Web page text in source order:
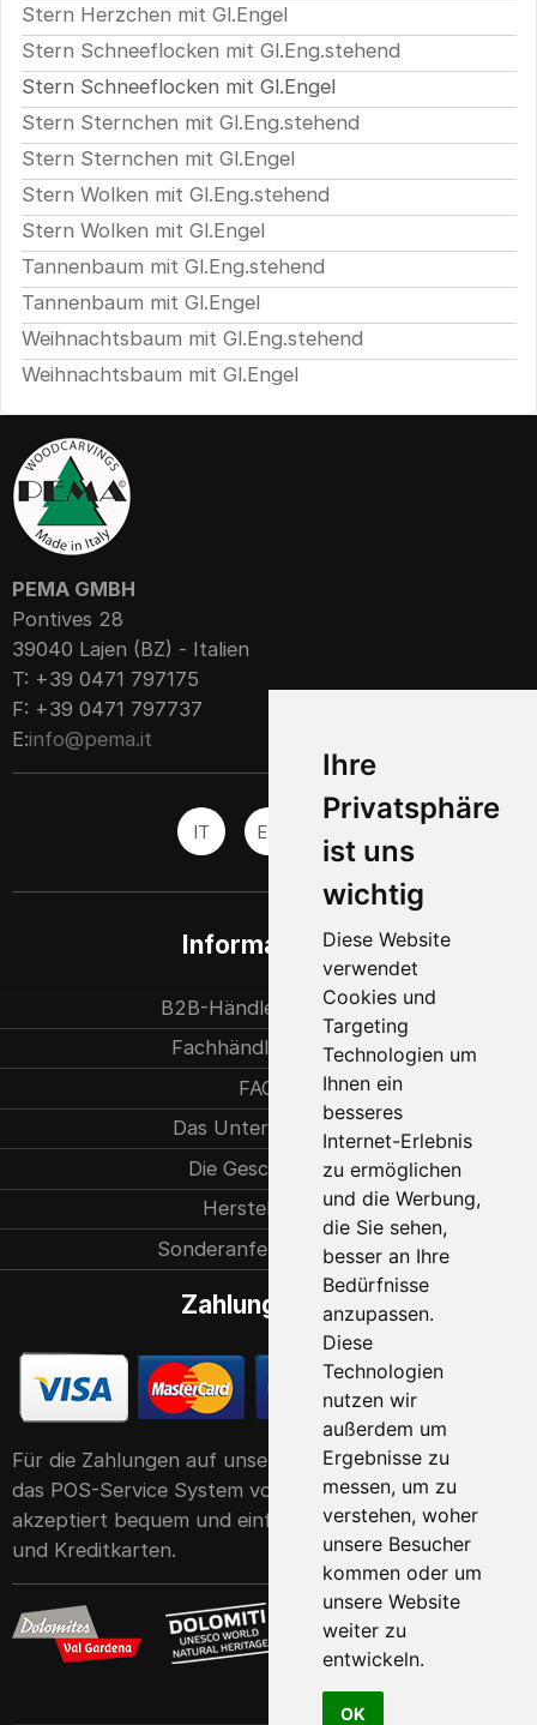
Ihre
Privatsphäre
ist uns
wichtig
Diese Website
verwendet
Cookies und
Targeting
Technologien um
Ihnen ein
besseres
Internet-Erlebnis
zu ermöglichen
und die Werbung,
die Sie sehen,
besser an Ihre
Bedürfnisse
anzupassen.
Diese
Technologien
nutzen wir
außerdem um
Ergebnisse zu
messen, um zu
verstehen, woher
unsere Besucher
kommen oder um
unsere Website
weiter zu
entwickeln.
OK
Stern Herzchen mit Gl.Engel
Stern Schneeflocken mit Gl.Eng.stehend
Stern Schneeflocken mit Gl.Engel
Stern Sternchen mit Gl.Eng.stehend
Stern Sternchen mit Gl.Engel
Stern Wolken mit Gl.Eng.stehend
Stern Wolken mit Gl.Engel
Tannenbaum mit Gl.Eng.stehend
Tannenbaum mit Gl.Engel
Weihnachtsbaum mit Gl.Eng.stehend
Weihnachtsbaum mit Gl.Engel
PEMA GMBH
Pontives 28
39040 Lajen (BZ) - Italien
T: +39 0471 797175
F: +39 0471 797737
E:info@pema.it
IT EN
Informationen
B2B-Händlerpartner
Fachhändlersuche
FAQ
Das Unternehmen
Die Geschichte
Herstellung
Sonderanfertigungen
Zahlungsarten
Für die Zahlungen auf unserer Website verwenden wir
das POS-Service System von der Raiffeisen Bank. Er
akzeptiert bequem und einfach alle gängigen Debit-
und Kreditkarten.